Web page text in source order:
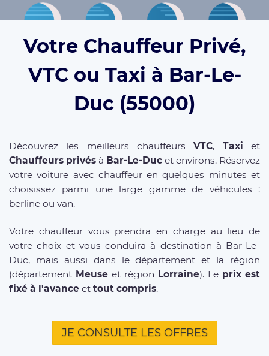
Votre Chauffeur Privé,
VTC ou Taxi à Bar-Le-
Duc (55000)
Découvrez les meilleurs chauffeursVTC, Taxi et
Chauffeurs privés à Bar-Le-Duc et environs. Réservez
votre voiture avec chauffeur en quelques minutes et
choisissez parmi une large gamme de véhicules :
berline ou van.
Votre chauffeur vous prendra en charge au lieu de
votre choix et vous conduira à destination à Bar-Le-
Duc, mais aussi dans le département et la région
(département Meuse et région Lorraine). Le prix est
fixé à l'avance et tout compris.
JE CONSULTE LES OFFRES